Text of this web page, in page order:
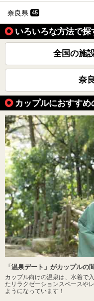
奈良県 45
いろいろな方法で探
全国の施
奈
カップルにおすすめ
「温泉デート」がカップルの
カップル向けの温泉は、水着で
たリラクゼーションスペースや
ようになっています！